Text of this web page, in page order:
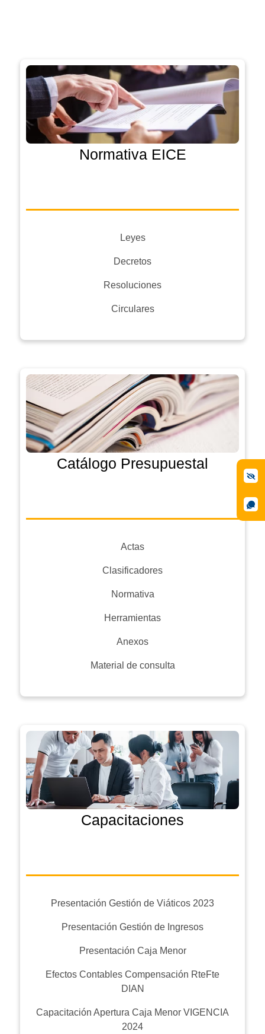
Normativa EICE
Leyes
Decretos
Resoluciones
Circulares
Catálogo Presupuestal
Actas
Clasificadores
Normativa
Herramientas
Anexos
Material de consulta
Capacitaciones
Presentación Gestión de Viáticos 2023
Presentación Gestión de Ingresos
Presentación Caja Menor
Efectos Contables Compensación RteFte
DIAN
Capacitación Apertura Caja Menor VIGENCIA
2024